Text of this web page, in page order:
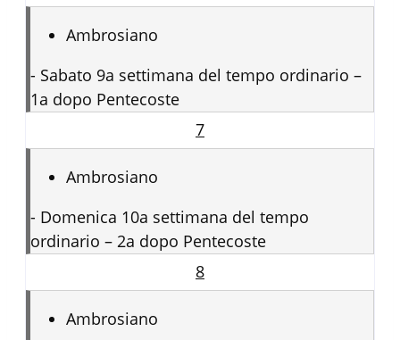
Ambrosiano
- Sabato 9a settimana del tempo ordinario –
1a dopo Pentecoste
7
Ambrosiano
- Domenica 10a settimana del tempo
ordinario – 2a dopo Pentecoste
8
Ambrosiano